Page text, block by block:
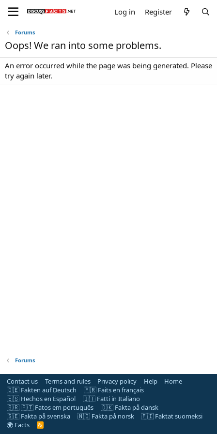
Log in Register
Forums
Oops! We ran into some problems.
An error occurred while the page was being generated. Please
try again later.
Forums
Contact us Terms and rules Privacy policy Help
Home
🇩🇪 Fakten auf Deutsch
🇫🇷 Faits en français
🇪🇸 Hechos en Español
🇮🇹 Fatti in Italiano
🇧🇷 🇵🇹 Fatos em português
🇩🇰 Fakta på dansk
🇸🇪 Fakta på svenska
🇳🇴 Fakta på norsk
🇫🇮 Faktat suomeksi
🌍 Facts
R